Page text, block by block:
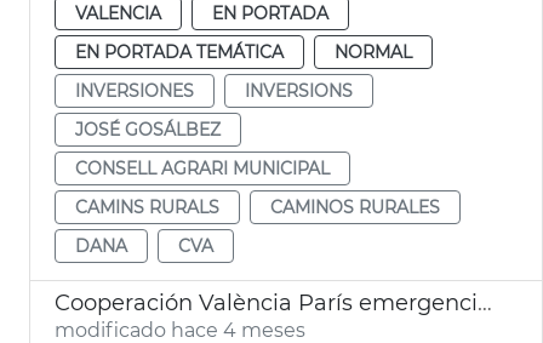
VALENCIA
EN PORTADA
EN PORTADA TEMÁTICA
NORMAL
INVERSIONES
INVERSIONS
JOSÉ GOSÁLBEZ
CONSELL AGRARI MUNICIPAL
CAMINS RURALS
CAMINOS RURALES
DANA
CVA
Cooperación València París emergencias dana
modificado hace 4 meses